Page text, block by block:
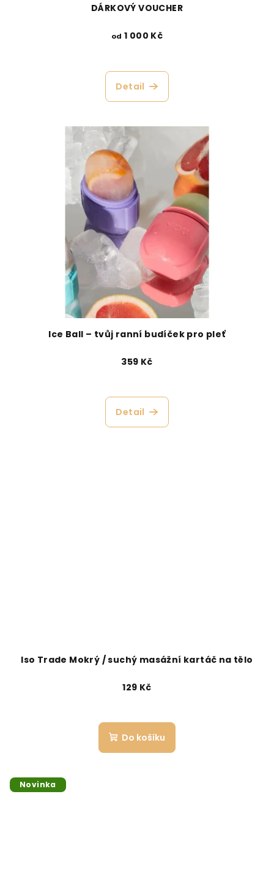
DÁRKOVÝ VOUCHER
od 1 000 Kč
Detail
Ice Ball – tvůj ranní budíček pro pleť
359 Kč
Detail
Iso Trade Mokrý / suchý masážní kartáč na tělo
129 Kč
Do košíku
Novinka